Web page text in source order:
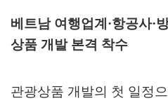
베트남 여행업계 ·항공사·
상품 개발 본격 착수
관광상품 개발의 첫 일정